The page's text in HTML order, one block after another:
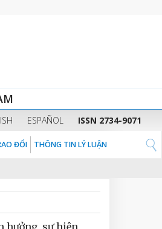
ESPAÑOL ISSN 2734-9071
ĐỔI THÔNG TIN LÝ LUẬN
hưởng, sự hiện